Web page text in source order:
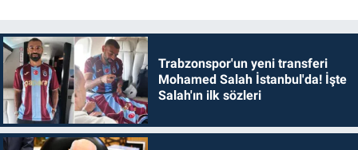
Trabzonspor'un yeni transferi
Mohamed Salah İstanbul'da! İşte
Salah'ın ilk sözleri